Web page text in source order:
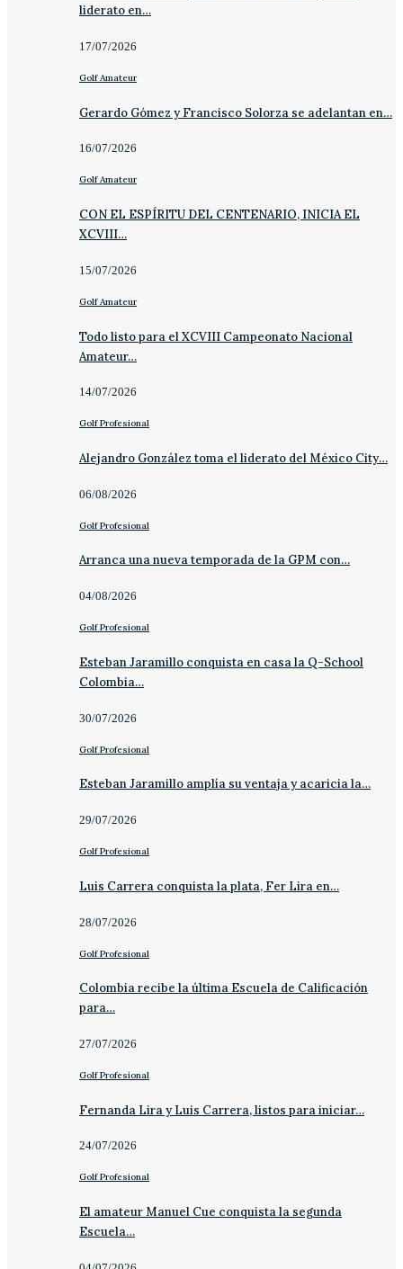
liderato en…
17/07/2026
Golf Amateur
Gerardo Gómez y Francisco Solorza se adelantan en…
16/07/2026
Golf Amateur
CON EL ESPÍRITU DEL CENTENARIO, INICIA EL
XCVIII…
15/07/2026
Golf Amateur
Todo listo para el XCVIII Campeonato Nacional
Amateur…
14/07/2026
Golf Profesional
Alejandro González toma el liderato del México City…
06/08/2026
Golf Profesional
Arranca una nueva temporada de la GPM con…
04/08/2026
Golf Profesional
Esteban Jaramillo conquista en casa la Q-School
Colombia…
30/07/2026
Golf Profesional
Esteban Jaramillo amplía su ventaja y acaricia la…
29/07/2026
Golf Profesional
Luis Carrera conquista la plata, Fer Lira en…
28/07/2026
Golf Profesional
Colombia recibe la última Escuela de Calificación
para…
27/07/2026
Golf Profesional
Fernanda Lira y Luis Carrera, listos para iniciar…
24/07/2026
Golf Profesional
El amateur Manuel Cue conquista la segunda
Escuela…